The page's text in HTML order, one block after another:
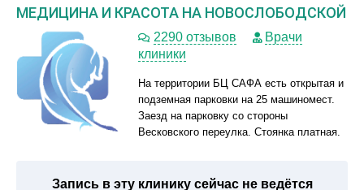
МЕДИЦИНА И КРАСОТА НА НОВОСЛОБОДСКОЙ
2290 отзывов
Врачи
клиники
На территории БЦ САФА есть открытая и
подземная парковки на 25 машиномест.
Заезд на парковку со стороны
Весковского переулка. Стоянка платная.
Запись в эту клинику сейчас не ведётся